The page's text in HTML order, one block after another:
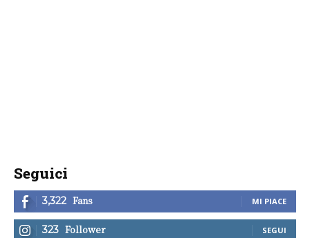
Seguici
3,322 Fans MI PIACE
323 Follower SEGUI